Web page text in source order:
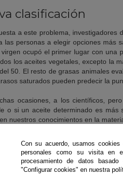
clasificación
a este problema, investigadores
las personas a elegir opciones más
ocupó el primer lugar con una
los aceites vegetales, excepto la
50. El resto de grasas animales
saturados pueden predecir la
ocasiones, a los científicos,
o si un aceite determinado es más
nuestros conocimientos en la
esperamos dar
dietéticas y alegaciones en
del estudio
Javier Sánchez Perona
de clasificación de calidad
para los consumidores y
Con su acuerdo, usamos
personales como su visita en
procesamiento de datos
"Configurar cookies" en nuestra